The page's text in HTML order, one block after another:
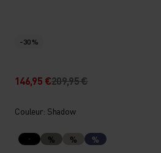
-30 %
146,95 €209,95 €
Couleur: Shadow
% % %